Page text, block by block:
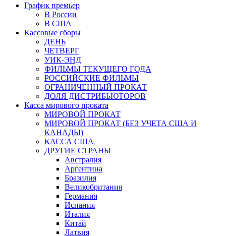
График премьер
В России
В США
Кассовые сборы
ДЕНЬ
ЧЕТВЕРГ
УИК-ЭНД
ФИЛЬМЫ ТЕКУЩЕГО ГОДА
РОССИЙСКИЕ ФИЛЬМЫ
ОГРАНИЧЕННЫЙ ПРОКАТ
ДОЛЯ ДИСТРИБЬЮТОРОВ
Касса мирового проката
МИРОВОЙ ПРОКАТ
МИРОВОЙ ПРОКАТ (БЕЗ УЧЕТА США И
КАНАДЫ)
КАССА США
ДРУГИЕ СТРАНЫ
Австралия
Аргентина
Бразилия
Великобритания
Германия
Испания
Италия
Китай
Латвия